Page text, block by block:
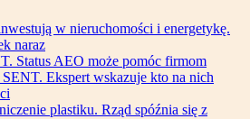
w nieruchomości i energetykę.
naraz
Status AEO może pomóc firmom
Ekspert wskazuje kto na nich
plastiku. Rząd spóźnia się z